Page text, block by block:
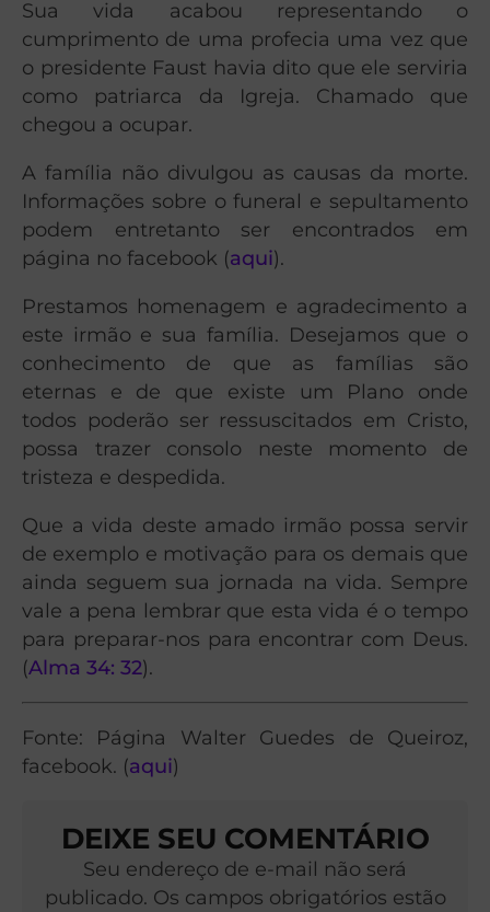
Sua vida acabou representando o
cumprimento de uma profecia uma vez que
o presidente Faust havia dito que ele serviria
como patriarca da Igreja. Chamado que
chegou a ocupar.
A família não divulgou as causas da morte.
Informações sobre o funeral e sepultamento
podem entretanto ser encontrados em
página no facebook (aqui).
Prestamos homenagem e agradecimento a
este irmão e sua família. Desejamos que o
conhecimento de que as famílias são
eternas e de que existe um Plano onde
todos poderão ser ressuscitados em Cristo,
possa trazer consolo neste momento de
tristeza e despedida.
Que a vida deste amado irmão possa servir
de exemplo e motivação para os demais que
ainda seguem sua jornada na vida. Sempre
vale a pena lembrar que esta vida é o tempo
para preparar-nos para encontrar com Deus.
(Alma 34: 32).
Fonte: Página Walter Guedes de Queiroz,
facebook. (aqui)
DEIXE SEU COMENTÁRIO
Seu endereço de e-mail não será
publicado. Os campos obrigatórios estão